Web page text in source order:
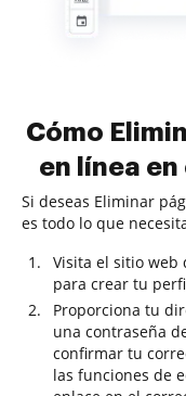
Cómo
en línea
Si deseas Eliminar
es todo lo que
Visita el sitio web
para crear tu
Proporciona tu
una contraseña
confirmar tu
las funciones de